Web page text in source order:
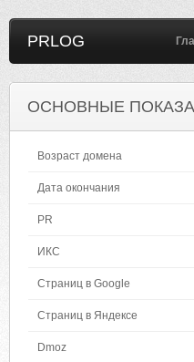
PRLOG
ОСНОВНЫЕ
Возраст домена
Дата окончания
PR
ИКС
Страниц в Google
Страниц в Яндексе
Dmoz